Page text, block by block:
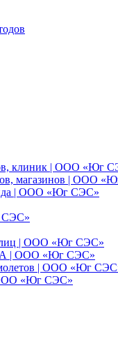
клиник | ООО «Юг
магазинов | ООО
| ООО «Юг СЭС»
СЭС»
| ООО «Юг СЭС»
| ООО «Юг СЭС»
| ООО «Юг
| ООО «Юг СЭС»